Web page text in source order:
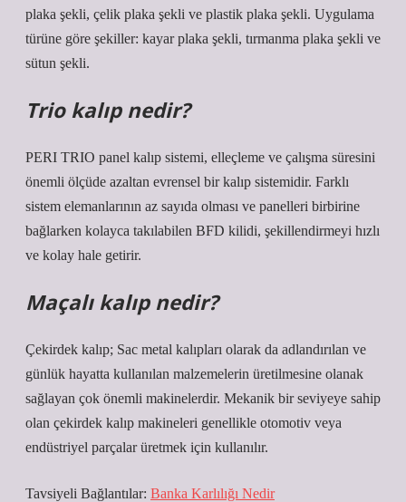
plaka şekli, çelik plaka şekli ve plastik plaka şekli. Uygulama
türüne göre şekiller: kayar plaka şekli, tırmanma plaka şekli ve
sütun şekli.
Trio kalıp nedir?
PERI TRIO panel kalıp sistemi, elleçleme ve çalışma süresini
önemli ölçüde azaltan evrensel bir kalıp sistemidir. Farklı
sistem elemanlarının az sayıda olması ve panelleri birbirine
bağlarken kolayca takılabilen BFD kilidi, şekillendirmeyi hızlı
ve kolay hale getirir.
Maçalı kalıp nedir?
Çekirdek kalıp; Sac metal kalıpları olarak da adlandırılan ve
günlük hayatta kullanılan malzemelerin üretilmesine olanak
sağlayan çok önemli makinelerdir. Mekanik bir seviyeye sahip
olan çekirdek kalıp makineleri genellikle otomotiv veya
endüstriyel parçalar üretmek için kullanılır.
Tavsiyeli Bağlantılar: Banka Karlılığı Nedir